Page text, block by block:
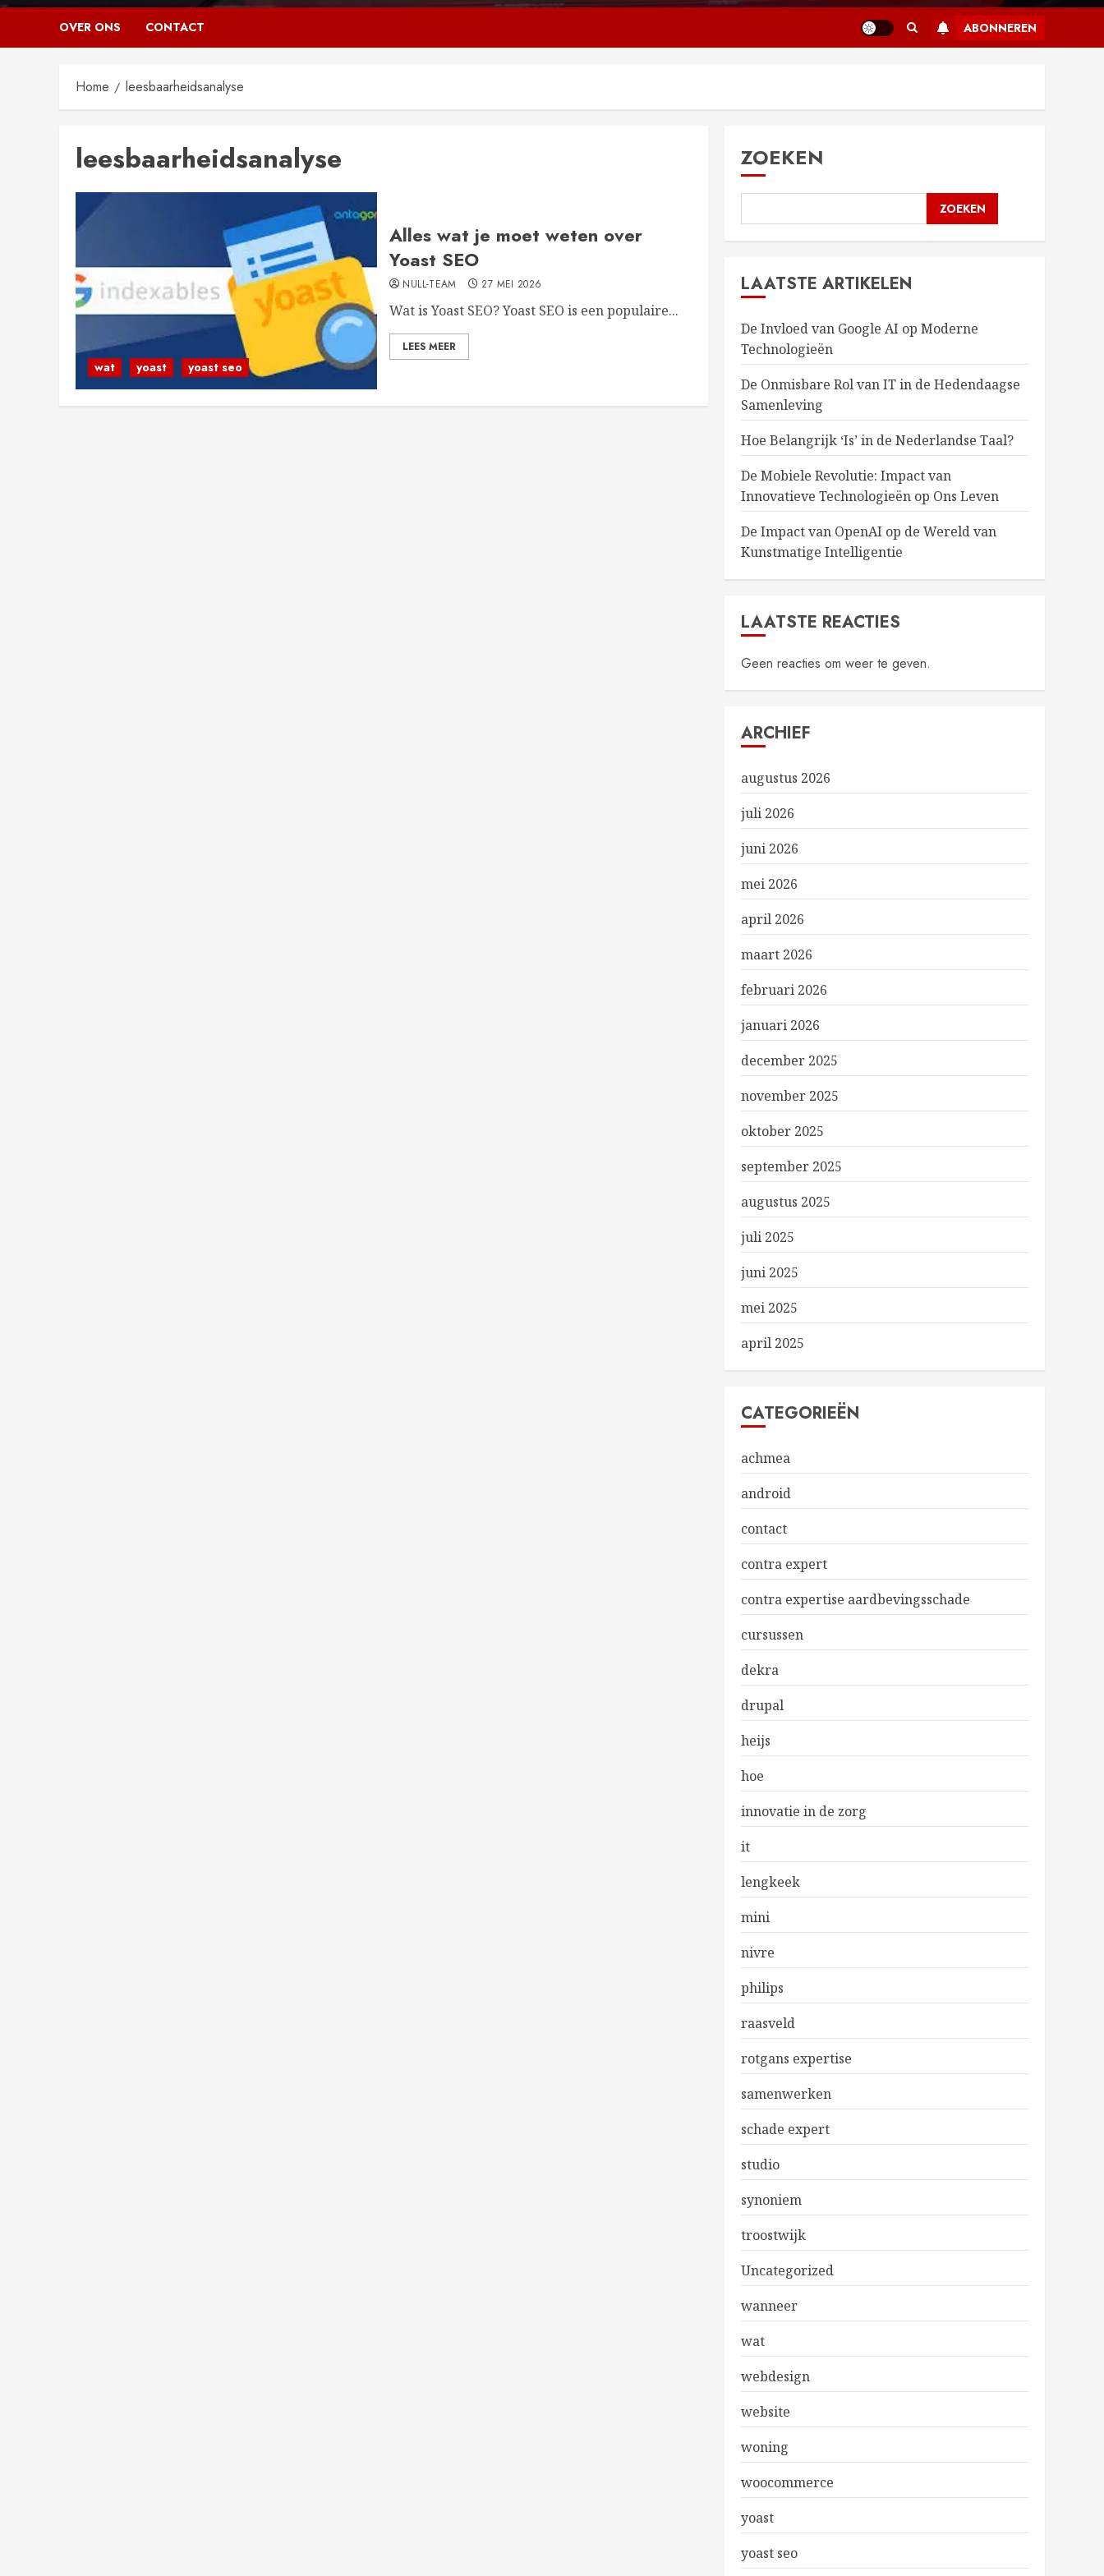
OVER ONS CONTACT ABONNEREN
Home leesbaarheidsanalyse
leesbaarheidsanalyse
wat yoast yoast seo
Alles wat je moet weten over
Yoast SEO
NULL-TEAM 27 MEI 2026
Wat is Yoast SEO? Yoast SEO is een populaire...
LEES MEER
ZOEKEN
ZOEKEN
LAATSTE ARTIKELEN
De Invloed van Google AI op Moderne
Technologieën
De Onmisbare Rol van IT in de Hedendaagse
Samenleving
Hoe Belangrijk ‘Is’ in de Nederlandse Taal?
De Mobiele Revolutie: Impact van
Innovatieve Technologieën op Ons Leven
De Impact van OpenAI op de Wereld van
Kunstmatige Intelligentie
LAATSTE REACTIES
Geen reacties om weer te geven.
ARCHIEF
augustus 2026
juli 2026
juni 2026
mei 2026
april 2026
maart 2026
februari 2026
januari 2026
december 2025
november 2025
oktober 2025
september 2025
augustus 2025
juli 2025
juni 2025
mei 2025
april 2025
CATEGORIEËN
achmea
android
contact
contra expert
contra expertise aardbevingsschade
cursussen
dekra
drupal
heijs
hoe
innovatie in de zorg
it
lengkeek
mini
nivre
philips
raasveld
rotgans expertise
samenwerken
schade expert
studio
synoniem
troostwijk
Uncategorized
wanneer
wat
webdesign
website
woning
woocommerce
yoast
yoast seo